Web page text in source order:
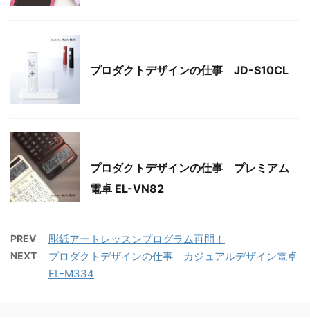
プロダクトデザインの仕事 JD-S10CL
プロダクトデザインの仕事 プレミアム
電卓 EL-VN82
PREV 彫紙アートレッスンプログラム再開！
NEXT
プロダクトデザインの仕事 カジュアルデザイン電卓
EL-M334